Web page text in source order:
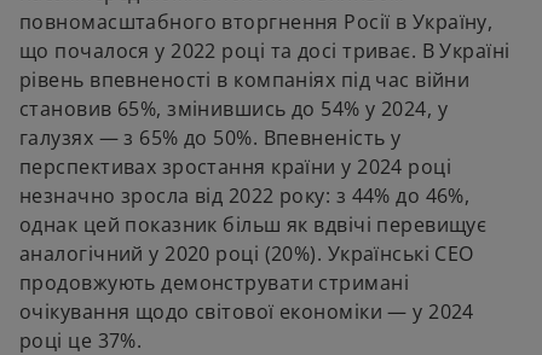
повномасштабного вторгнення Росії в Україну,
що почалося у 2022 році та досі триває. В Україні
рівень впевненості в компаніях під час війни
становив 65%, змінившись до 54% у 2024, у
галузях — з 65% до 50%. Впевненість у
перспективах зростання країни у 2024 році
незначно зросла від 2022 року: з 44% до 46%,
однак цей показник більш як вдвічі перевищує
аналогічний у 2020 році (20%). Українські СЕО
продовжують демонструвати стримані
очікування щодо світової економіки — у 2024
році це 37%.